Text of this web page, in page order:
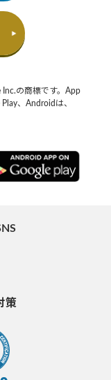
の商標です。App
、Androidは、
策